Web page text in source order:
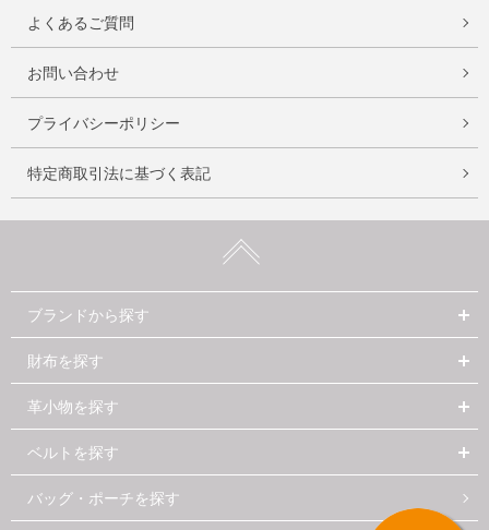
よくあるご質問
お問い合わせ
プライバシーポリシー
特定商取引法に基づく表記
ブランドから探す
財布を探す
革小物を探す
ベルトを探す
バッグ・ポーチを探す